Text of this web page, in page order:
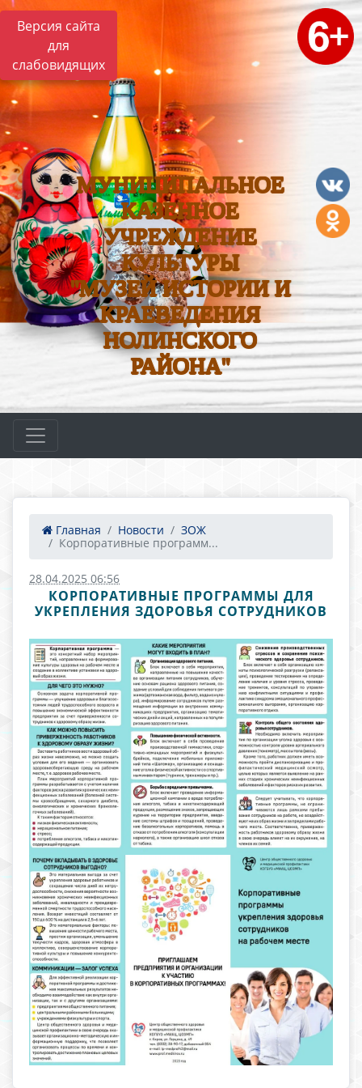
Версия сайта
для
слабовидящих
МУНИЦИПАЛЬНОЕ
КАЗЕННОЕ
УЧРЕЖДЕНИЕ
КУЛЬТУРЫ
"МУЗЕЙ ИСТОРИИ И
КРАЕВЕДЕНИЯ
НОЛИНСКОГО
РАЙОНА"
Главная Новости
ЗОЖ
Корпоративные программ...
28.04.2025 06:56
КОРПОРАТИВНЫЕ ПРОГРАММЫ ДЛЯ
УКРЕПЛЕНИЯ ЗДОРОВЬЯ СОТРУДНИКОВ